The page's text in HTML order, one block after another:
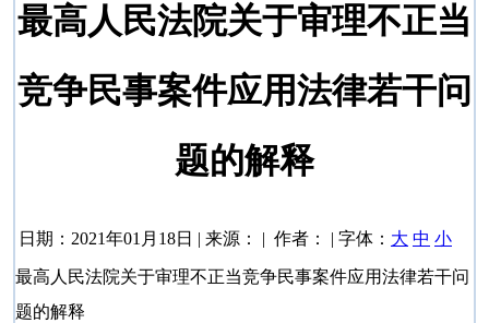
最高人民法院关于审理不正当
竞争民事案件应用法律若干问
题的解释
日期：2021年01月18日 | 来源： | 作者： | 字体： 大 中 小
最高人民法院关于审理不正当竞争民事案件应用法律若干问
题的解释